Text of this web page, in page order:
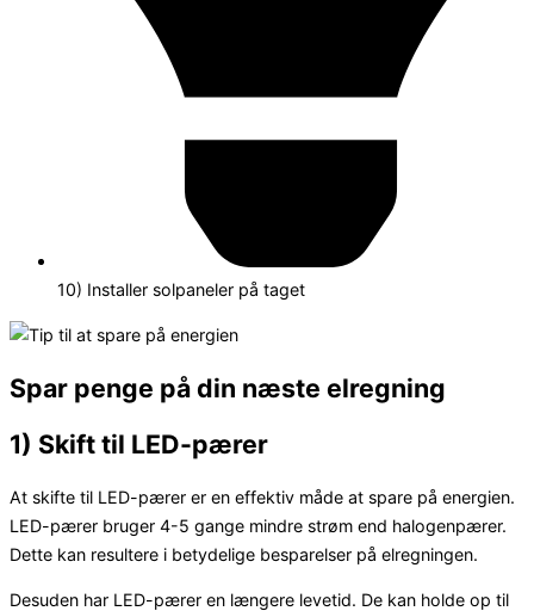
10) Installer solpaneler på taget
Spar penge på din næste elregning
1) Skift til LED-pærer
At skifte til LED-pærer er en effektiv måde at spare på energien.
LED-pærer bruger 4-5 gange mindre strøm end halogenpærer.
Dette kan resultere i betydelige besparelser på elregningen.
Desuden har LED-pærer en længere levetid. De kan holde op til